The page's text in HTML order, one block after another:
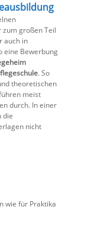
großen Teil
auch in
eine Bewerbung
. So
theoretischen
meist
durch. In einer
die
nicht
wie für Praktika